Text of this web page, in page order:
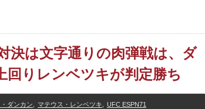
決は文字通りの肉弾戦は、ダ
回りレンベツキが判定勝ち
ダンカン マテウス・レンベツキ UFC ESPN71